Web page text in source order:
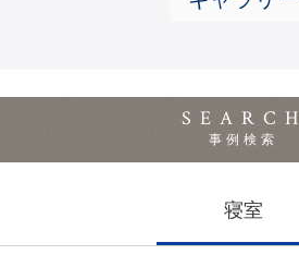
SEARCH
事例検索
寝室